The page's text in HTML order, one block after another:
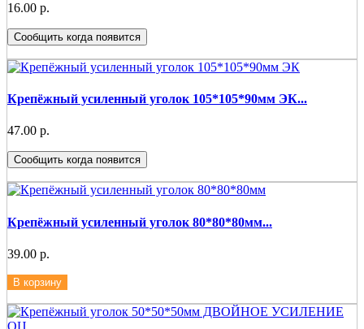
16.00 р.
Сообщить когда появится
Крепёжный усиленный уголок 105*105*90мм ЭК...
47.00 р.
Сообщить когда появится
Крепёжный усиленный уголок 80*80*80мм...
39.00 р.
В корзину